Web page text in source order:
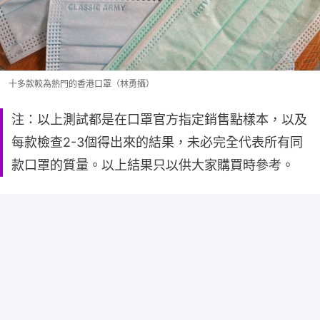
十多款較為熱門的香港口罩（林勇攝）
注：以上測試都是在口罩官方指定銷售點樣本，以及
每款檢查2-3個得出來的結果，未必完全代表所有同
款口罩的質量。以上結果只以供大家購買時參考。